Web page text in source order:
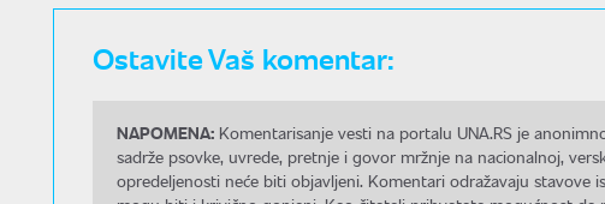
Ostavite Vaš komentar:
NAPOMENA: Komentarisanje vesti na portalu UNA.RS je
sadrže psovke, uvrede, pretnje i govor mržnje na nacionalnoj,
opredeljenosti neće biti objavljeni. Komentari odražavaju